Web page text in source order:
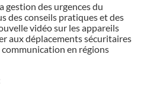
gestion des urgences du
des conseils pratiques et des
vidéo sur les appareils
aux déplacements sécuritaires
en régions